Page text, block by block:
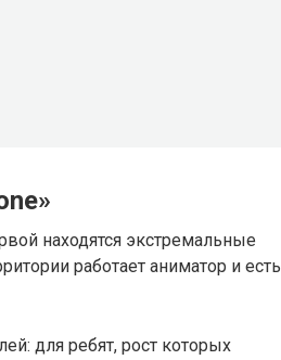
находятся экстремальные
работает аниматор и есть
для ребят, рост которых